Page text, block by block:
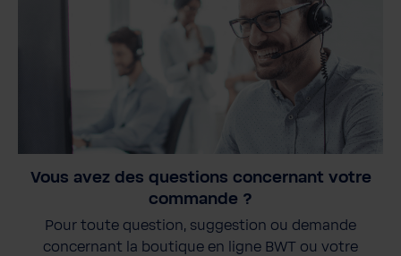
Vous avez des questions concernant votre
commande ?
Pour toute question, suggestion ou demande
concernant la boutique en ligne BWT ou votre